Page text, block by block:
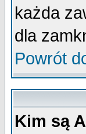
każda
dla
Powrót
Kim są